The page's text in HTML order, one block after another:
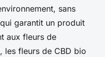
sans
garantit un produit
aux fleurs de
les fleurs de CBD bio